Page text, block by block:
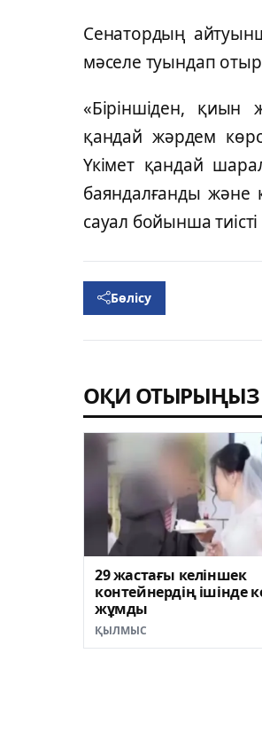
Сенатордың
мәселе туындап
«Біріншіден, қиын
қандай жәрдем
Үкімет қандай
баяндалғанды және
сауал бойынша
Бөлісу
ОҚИ ОТЫРЫҢЫЗ
29 жастағы келіншек
контейнердің ішінде
жұмды
ҚЫЛМЫС